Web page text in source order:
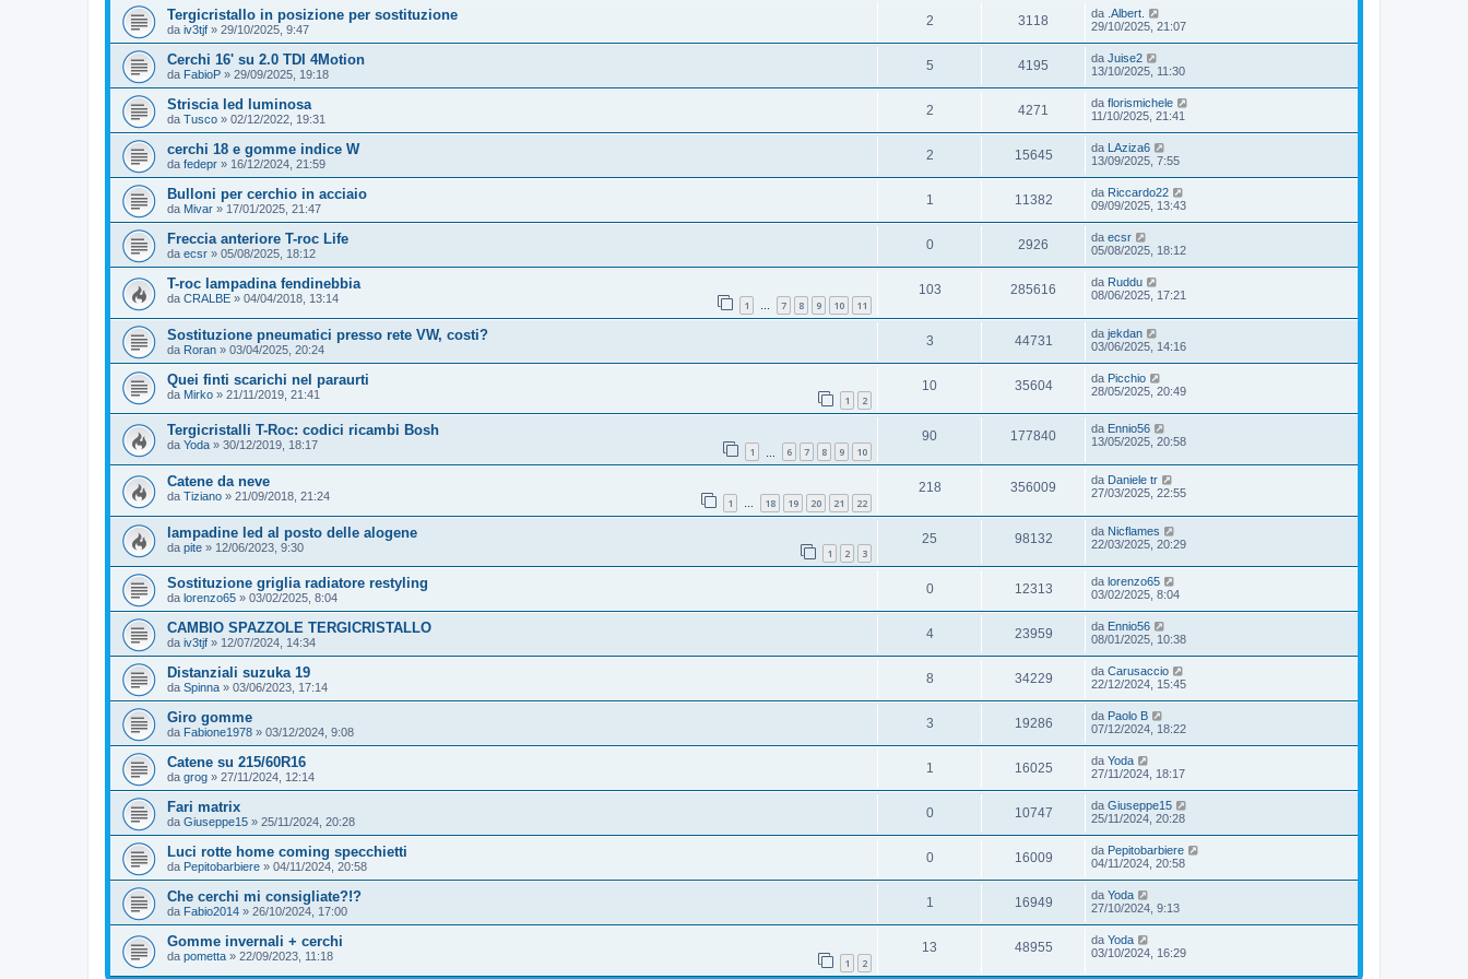
Tergicristallo in posizione per sostituzione
da iv3tjf » 29/10/2025, 9:47
2 3118 da .Albert.
29/10/2025, 21:07
Cerchi 16' su 2.0 TDI 4Motion
da FabioP » 29/09/2025, 19:18
5 4195 da Juise2
13/10/2025, 11:30
Striscia led luminosa
da Tusco » 02/12/2022, 19:31
2 4271 da florismichele
11/10/2025, 21:41
cerchi 18 e gomme indice W
da fedepr » 16/12/2024, 21:59
2 15645 da LAziza6
13/09/2025, 7:55
Bulloni per cerchio in acciaio
da Mivar » 17/01/2025, 21:47
1 11382 da Riccardo22
09/09/2025, 13:43
Freccia anteriore T-roc Life
da ecsr » 05/08/2025, 18:12
0 2926 da ecsr
05/08/2025, 18:12
T-roc lampadina fendinebbia
da CRALBE » 04/04/2018, 13:14 1 … 7 8 9 10 11
103 285616 da Ruddu
08/06/2025, 17:21
Sostituzione pneumatici presso rete VW, costi?
da Roran » 03/04/2025, 20:24
3 44731 da jekdan
03/06/2025, 14:16
Quei finti scarichi nel paraurti
da Mirko » 21/11/2019, 21:41 1 2
10 35604 da Picchio
28/05/2025, 20:49
Tergicristalli T-Roc: codici ricambi Bosh
da Yoda » 30/12/2019, 18:17 1 6 7 8 9 10
90 177840 da Ennio56
13/05/2025, 20:58
Catene da neve
da Tiziano » 21/09/2018, 21:24 1 … 18 19 20 21 22
218 356009 da Daniele tr
27/03/2025, 22:55
lampadine led al posto delle alogene
da pite » 12/06/2023, 9:30 1 2 3
25 98132 da Nicflames
22/03/2025, 20:29
Sostituzione griglia radiatore restyling
da lorenzo65 » 03/02/2025, 8:04
0 12313 da lorenzo65
03/02/2025, 8:04
CAMBIO SPAZZOLE TERGICRISTALLO
da iv3tjf » 12/07/2024, 14:34
4 23959 da Ennio56
08/01/2025, 10:38
Distanziali suzuka 19
da Spinna » 03/06/2023, 17:14
8 34229 da Carusaccio
22/12/2024, 15:45
Giro gomme
da Fabione1978 » 03/12/2024, 9:08
3 19286 da Paolo B
07/12/2024, 18:22
Catene su 215/60R16
da grog » 27/11/2024, 12:14
1 16025 da Yoda
27/11/2024, 18:17
Fari matrix
da Giuseppe15 » 25/11/2024, 20:28
0 10747 da Giuseppe15
25/11/2024, 20:28
Luci rotte home coming specchietti
da Pepitobarbiere » 04/11/2024, 20:58
0 16009 da Pepitobarbiere
04/11/2024, 20:58
Che cerchi mi consigliate?!?
da Fabio2014 » 26/10/2024, 17:00
1 16949 da Yoda
27/10/2024, 9:13
Gomme invernali + cerchi
da pometta » 22/09/2023, 11:18 1 2
13 48955 da Yoda
03/10/2024, 16:29